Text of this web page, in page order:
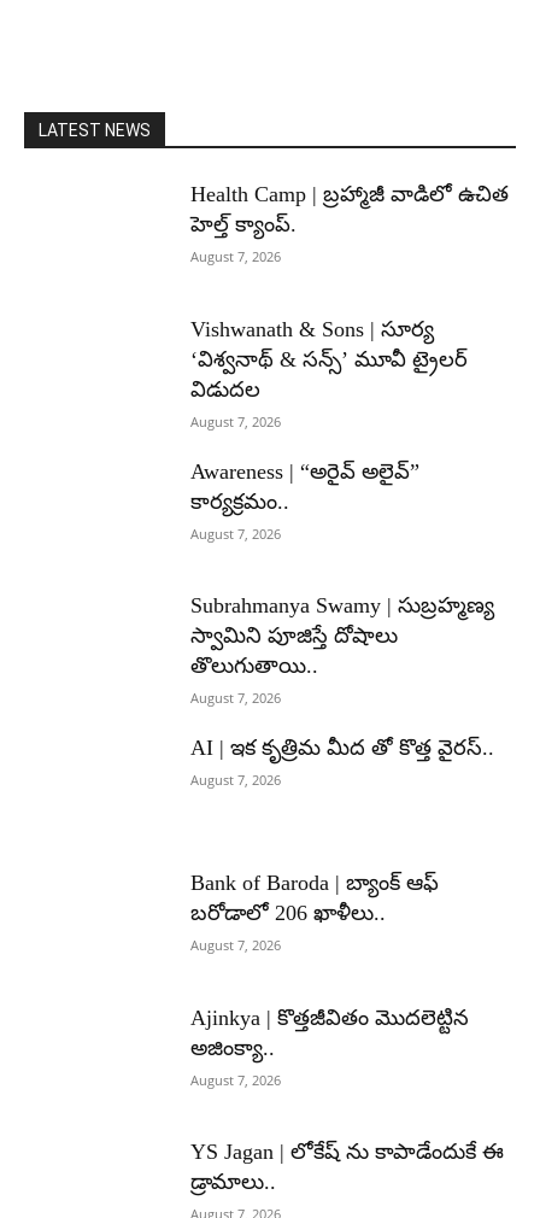
LATEST NEWS
Health Camp | బ్రహ్మాజీ వాడిలో ఉచిత
హెల్త్ క్యాంప్.
August 7, 2026
Vishwanath & Sons | సూర్య
‘విశ్వనాథ్ & సన్స్’ మూవీ ట్రైలర్
విడుదల
August 7, 2026
Awareness | “అరైవ్ అలైవ్”
కార్యక్రమం..
August 7, 2026
Subrahmanya Swamy | సుబ్రహ్మణ్య
స్వామిని పూజిస్తే దోషాలు
తొలుగుతాయి..
August 7, 2026
AI | ఇక కృత్రిమ మీద తో కొత్త వైరస్..
August 7, 2026
Bank of Baroda | బ్యాంక్‌ ఆఫ్‌
బరోడాలో 206 ఖాళీలు..
August 7, 2026
Ajinkya | కొత్తజీవితం మొదలెట్టిన
అజింక్యా..
August 7, 2026
YS Jagan | లోకేష్ ను కాపాడేందుకే ఈ
డ్రామాలు..
August 7, 2026